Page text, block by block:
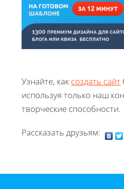
Узнайте, как создать сайт
используя только наш
творческие способности.
Рассказать друзьям: